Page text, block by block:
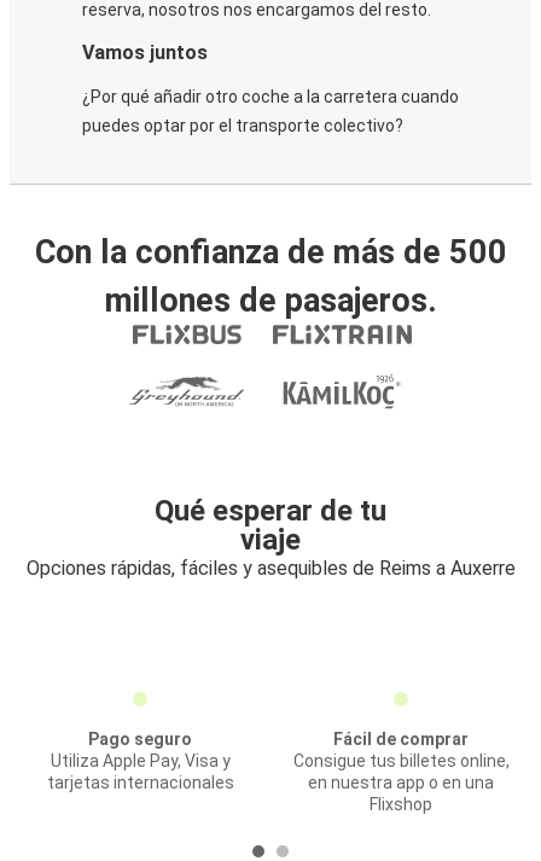
reserva, nosotros nos encargamos del resto.
Vamos juntos
¿Por qué añadir otro coche a la carretera cuando
puedes optar por el transporte colectivo?
Con la confianza de más de 500
millones de pasajeros.
Qué esperar de tu
viaje
Opciones rápidas, fáciles y asequibles de Reims a Auxerre
Pago seguro
Utiliza Apple Pay, Visa y
tarjetas internacionales
Fácil de comprar
Consigue tus billetes online,
en nuestra app o en una
Flixshop